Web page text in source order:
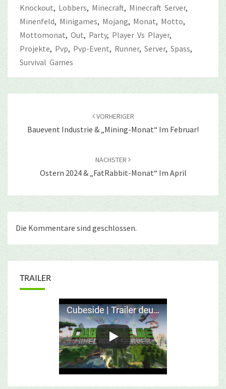
Knockout, Lobbers, Minecraft, Minecraft Server,
Minenfeld, Minigames, Mojang, Monat, Motto,
Mottomonat, Out, Party, Player Vs Player,
Projekte, Pvp, Pvp-Event, Runner, Server, Spass,
Survival Games
VORHERIGER
Bauevent Industrie & „Mining-Monat“ Im Februar!
NÄCHSTER
Ostern 2024 & „FatRabbit-Monat“ Im April
Die Kommentare sind geschlossen.
TRAILER